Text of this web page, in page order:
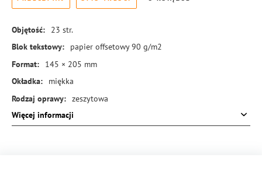
Objętość: 23 str.
Blok tekstowy:
papier offsetowy 90 g/m2
Format:
145 × 205 mm
Okładka:
miękka
Rodzaj oprawy: zeszytowa
ISBN:
978-83-8384-712-2
Więcej informacji